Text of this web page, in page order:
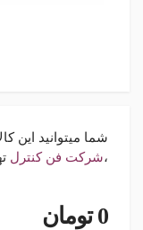
شما میتوانید این
،شرکت فن کنترل
0 تومان